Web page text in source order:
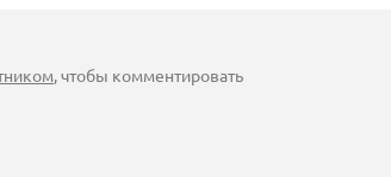
, чтобы комментировать